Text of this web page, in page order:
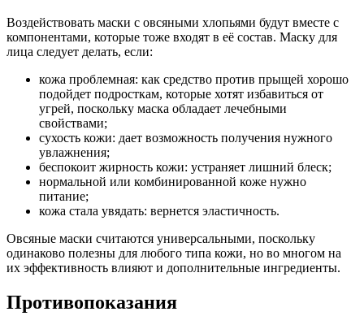
Воздействовать маски с овсяными хлопьями будут вместе с
компонентами, которые тоже входят в её состав. Маску для
лица следует делать, если:
кожа проблемная: как средство против прыщей хорошо
подойдет подросткам, которые хотят избавиться от
угрей, поскольку маска обладает лечебными
свойствами;
сухость кожи: дает возможность получения нужного
увлажнения;
беспокоит жирность кожи: устраняет лишний блеск;
нормальной или комбинированной коже нужно
питание;
кожа стала увядать: вернется эластичность.
Овсяные маски считаются универсальными, поскольку
одинаково полезны для любого типа кожи, но во многом на
их эффективность влияют и дополнительные ингредиенты.
Противопоказания